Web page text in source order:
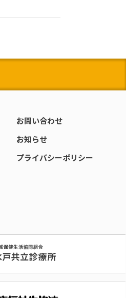
お問い合わせ
お知らせ
プライバシーポリシー